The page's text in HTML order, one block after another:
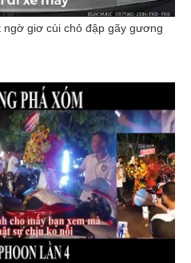
giơ cùi chỏ đập gãy gương